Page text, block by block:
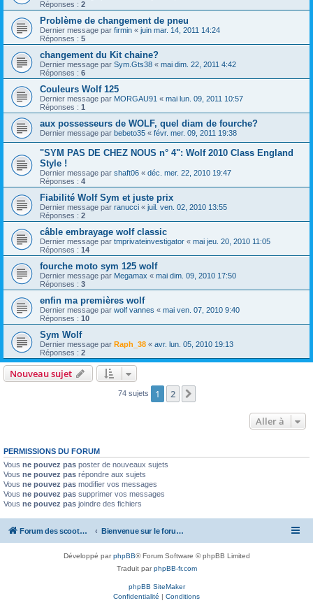
Réponses : 2
Problème de changement de pneu
Dernier message par firmin « juin mar. 14, 2011 14:24
Réponses : 5
changement du Kit chaine?
Dernier message par Sym.Gts38 « mai dim. 22, 2011 4:42
Réponses : 6
Couleurs Wolf 125
Dernier message par MORGAU91 « mai lun. 09, 2011 10:57
Réponses : 1
aux possesseurs de WOLF, quel diam de fourche?
Dernier message par bebeto35 « févr. mer. 09, 2011 19:38
"SYM PAS DE CHEZ NOUS n° 4": Wolf 2010 Class England
Style !
Dernier message par shaft06 « déc. mer. 22, 2010 19:47
Réponses : 4
Fiabilité Wolf Sym et juste prix
Dernier message par ranucci « juil. ven. 02, 2010 13:55
Réponses : 2
câble embrayage wolf classic
Dernier message par tmprivateinvestigator « mai jeu. 20, 2010 11:05
Réponses : 14
fourche moto sym 125 wolf
Dernier message par Megamax « mai dim. 09, 2010 17:50
Réponses : 3
enfin ma premières wolf
Dernier message par wolf vannes « mai ven. 07, 2010 9:40
Réponses : 10
Sym Wolf
Dernier message par Raph_38 « avr. lun. 05, 2010 19:13
Réponses : 2
Nouveau sujet
74 sujets 1 2
Aller à
PERMISSIONS DU FORUM
Vous ne pouvez pas poster de nouveaux sujets
Vous ne pouvez pas répondre aux sujets
Vous ne pouvez pas modifier vos messages
Vous ne pouvez pas supprimer vos messages
Vous ne pouvez pas joindre des fichiers
Forum des scooters SYM - GTS -MAXSYM - CRUISYM - JOYMAX - Maxsym TL Bienvenue sur le forum des scooters de la gamme SYM
Développé parphpBB® Forum Software © phpBB Limited
Traduit parphpBB-fr.com
phpBB SiteMaker
Confidentialité | Conditions